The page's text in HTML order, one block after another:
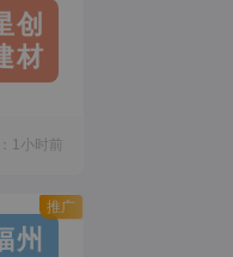
创
材
1小时前
推广
州